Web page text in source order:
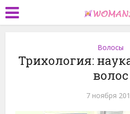
Волосы
Трихология:
волос
7 ноября